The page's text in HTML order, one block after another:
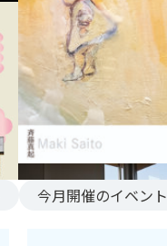
今月開催のイベント